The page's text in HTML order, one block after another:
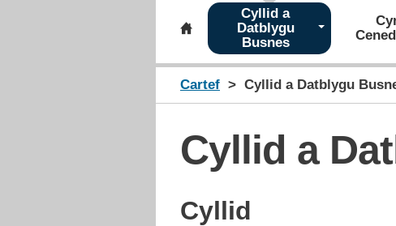
Cyllid a
Datblygu
Busnes
Cartef Cyllid a Datblygu
Cyllid a
Cyllid